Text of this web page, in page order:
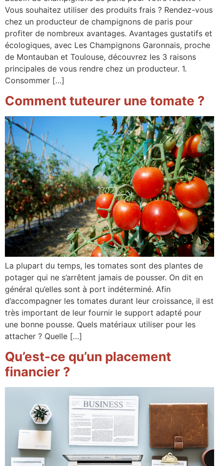
Vous souhaitez utiliser des produits frais ? Rendez-vous
chez un producteur de champignons de paris pour
profiter de nombreux avantages. Avantages gustatifs et
écologiques, avec Les Champignons Garonnais, proche
de Montauban et Toulouse, découvrez les 3 raisons
principales de vous rendre chez un producteur. 1.
Consommer […]
Comment tuteurer une tomate ?
La plupart du temps, les tomates sont des plantes de
potager qui ne s’arrêtent jamais de pousser. On dit en
général qu’elles sont à port indéterminé. Afin
d’accompagner les tomates durant leur croissance, il est
très important de leur fournir le support adapté pour
une bonne pousse. Quels matériaux utiliser pour les
attacher ? Quelle […]
Qu’est-ce qu’un placement
financier ?